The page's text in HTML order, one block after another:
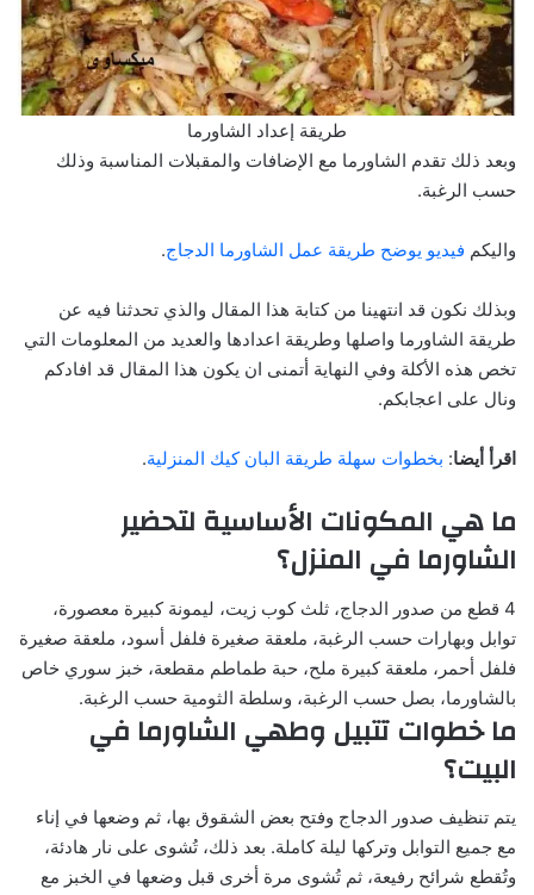
طريقة إعداد الشاورما
وبعد ذلك تقدم الشاورما مع الإضافات والمقبلات المناسبة وذلك
حسب الرغبة.
واليكم فيديو يوضح طريقة عمل الشاورما الدجاج.
وبذلك نكون قد انتهينا من كتابة هذا المقال والذي تحدثنا فيه عن
طريقة الشاورما واصلها وطريقة اعدادها والعديد من المعلومات التي
تخص هذه الأكلة وفي النهاية أتمنى ان يكون هذا المقال قد افادكم
ونال على اعجابكم.
اقرأ أيضا: بخطوات سهلة طريقة البان كيك المنزلية.
ما هي المكونات الأساسية لتحضير
الشاورما في المنزل؟
4 قطع من صدور الدجاج، ثلث كوب زيت، ليمونة كبيرة معصورة،
توابل وبهارات حسب الرغبة، ملعقة صغيرة فلفل أسود، ملعقة صغيرة
فلفل أحمر، ملعقة كبيرة ملح، حبة طماطم مقطعة، خبز سوري خاص
بالشاورما، بصل حسب الرغبة، وسلطة الثومية حسب الرغبة.
ما خطوات تتبيل وطهي الشاورما في
البيت؟
يتم تنظيف صدور الدجاج وفتح بعض الشقوق بها، ثم وضعها في إناء
مع جميع التوابل وتركها ليلة كاملة. بعد ذلك، تُشوى على نار هادئة،
وتُقطع شرائح رفيعة، ثم تُشوى مرة أخرى قبل وضعها في الخبز مع